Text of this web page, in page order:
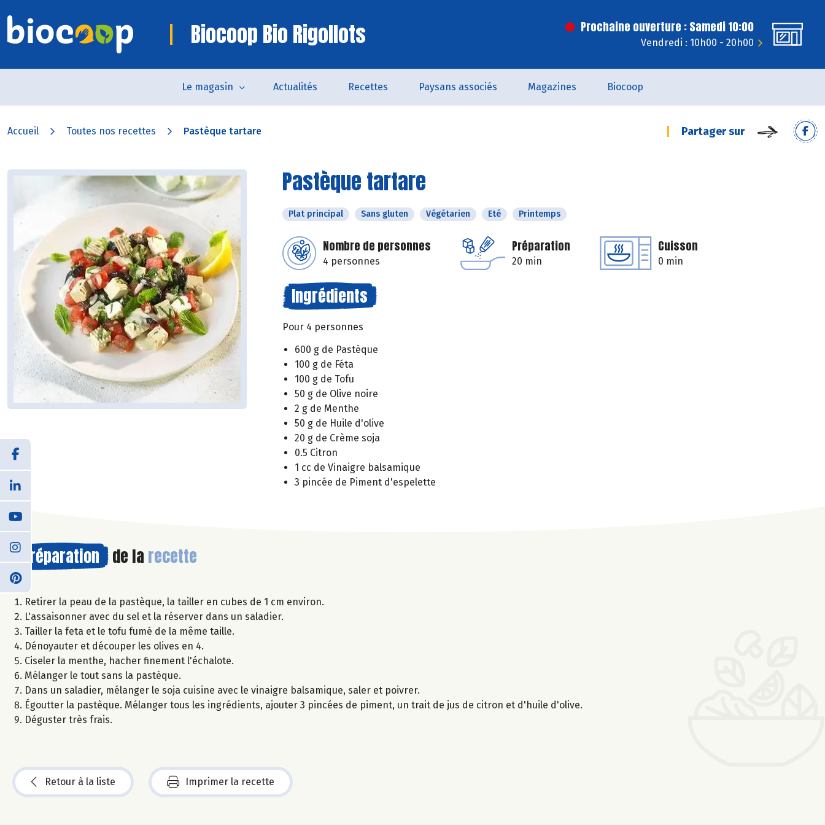
Biocoop Bio Rigollots Prochaine ouverture : Samedi 10:00
Vendredi : 10h00 - 20h00
Le magasin Actualités Recettes Paysans associés Magazines Biocoop
Accueil Toutes nos recettes Pastèque tartare Partager sur
Pastèque tartare
Plat principal Sans gluten Végétarien Eté Printemps
Nombre de personnes
4 personnes
Préparation
20 min
Cuisson
0 min
Ingrédients
Pour 4 personnes
600 g de Pastèque
100 g de Féta
100 g de Tofu
50 g de Olive noire
2 g de Menthe
50 g de Huile d'olive
20 g de Crème soja
0.5 Citron
1 cc de Vinaigre balsamique
3 pincée de Piment d'espelette
Préparation de la recette
Retirer la peau de la pastèque, la tailler en cubes de 1 cm environ.
L'assaisonner avec du sel et la réserver dans un saladier.
Tailler la feta et le tofu fumé de la même taille.
Dénoyauter et découper les olives en 4.
Ciseler la menthe, hacher finement l'échalote.
Mélanger le tout sans la pastèque.
Dans un saladier, mélanger le soja cuisine avec le vinaigre balsamique, saler et poivrer.
Égoutter la pastèque. Mélanger tous les ingrédients, ajouter 3 pincées de piment, un trait de jus de citron et d'huile d'olive.
Déguster très frais.
Retour à la liste Imprimer la recette